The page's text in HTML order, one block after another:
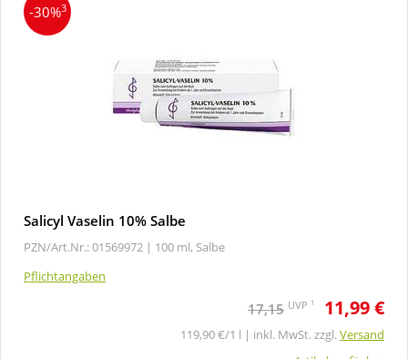
-30%3
Salicyl Vaselin 10% Salbe
PZN/Art.Nr.: 01569972 | 100 ml, Salbe
Pflichtangaben
17,15 UVP 1 11,99 €
119,90 €/1 l | inkl. MwSt. zzgl.Versand